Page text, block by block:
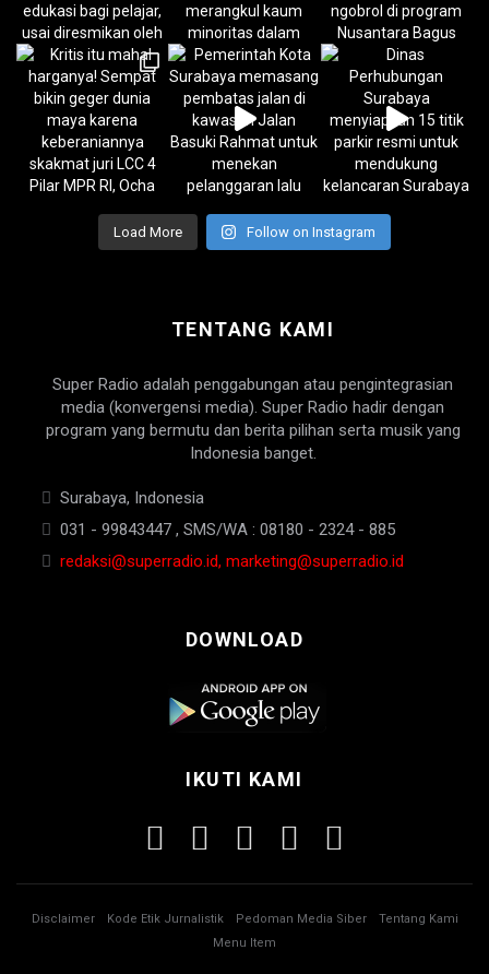
Load More Follow on Instagram
TENTANG KAMI
Super Radio adalah penggabungan atau pengintegrasian
media (konvergensi media). Super Radio hadir dengan
program yang bermutu dan berita pilihan serta musik yang
Indonesia banget.
Surabaya, Indonesia
031 - 99843447 , SMS/WA : 08180 - 2324 - 885
redaksi@superradio.id, marketing@superradio.id
DOWNLOAD
IKUTI KAMI
Disclaimer Kode Etik Jurnalistik Pedoman Media Siber
Tentang Kami
Menu Item